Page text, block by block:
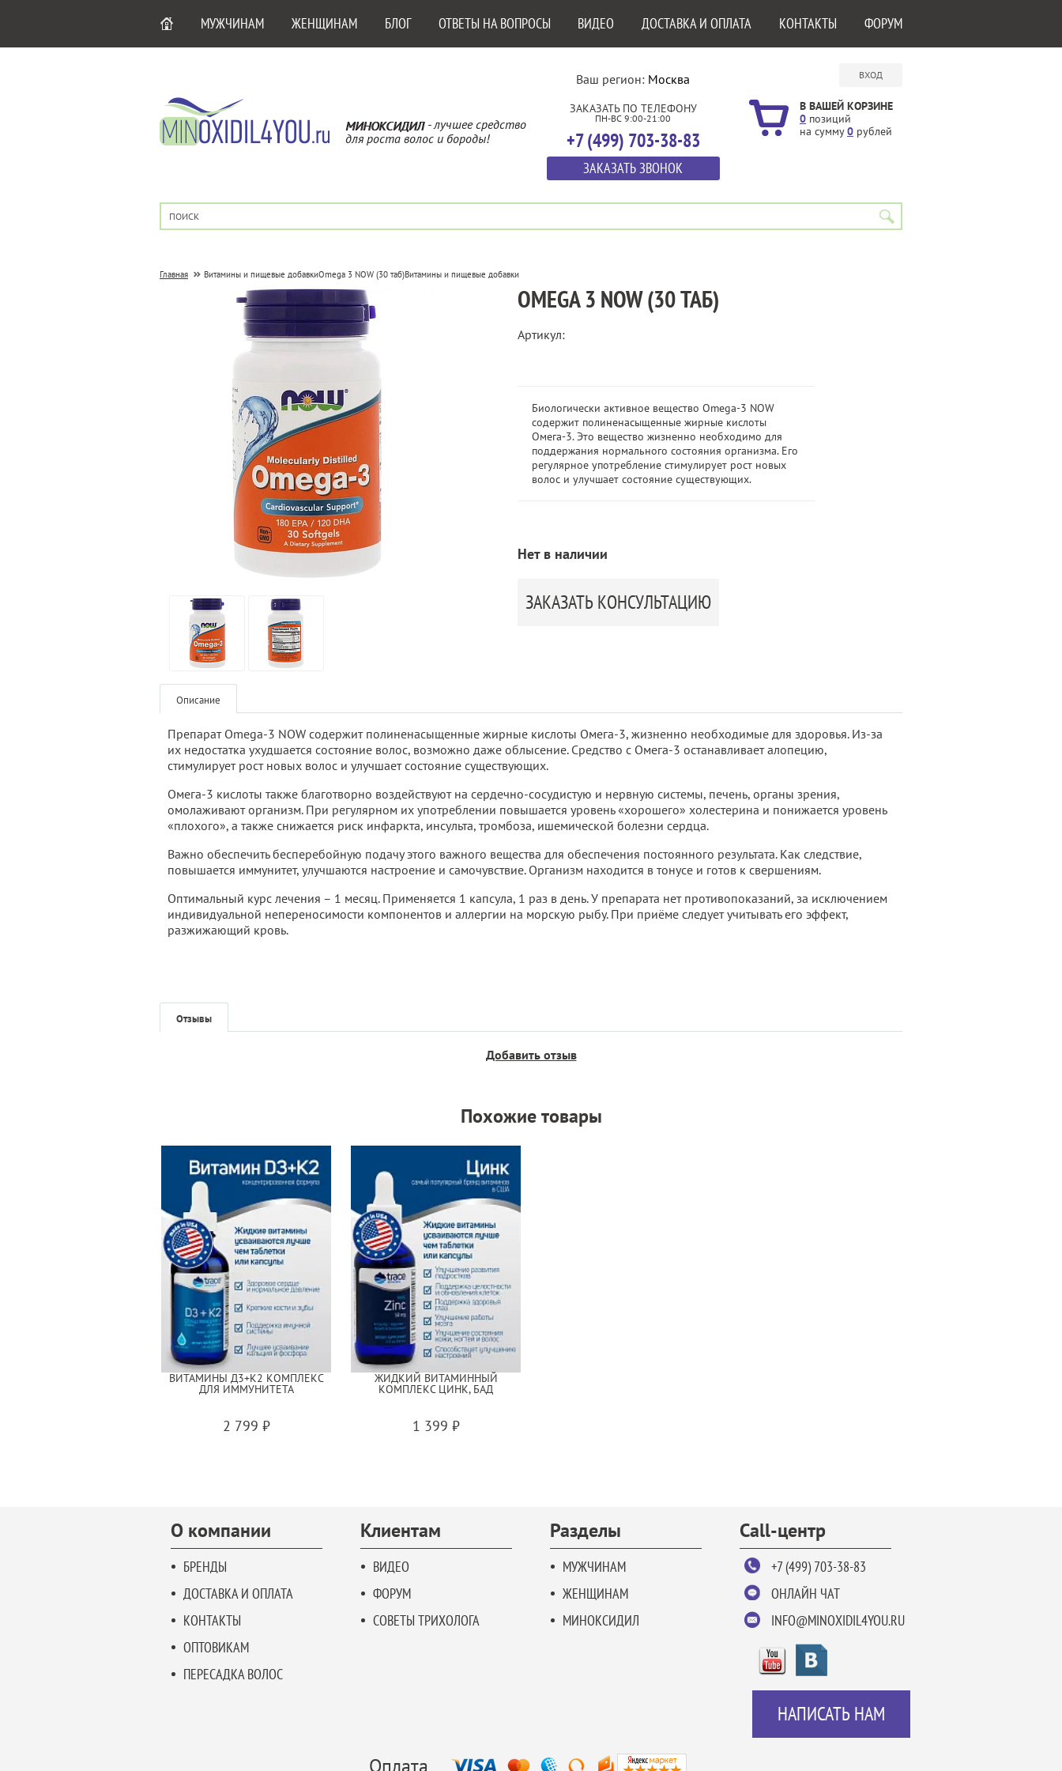
МУЖЧИНАМ ЖЕНЩИНАМ БЛОГ ОТВЕТЫ НА ВОПРОСЫ ВИДЕО ДОСТАВКА И ОПЛАТА КОНТАКТЫ ФОРУМ
МИНОКСИДИЛ- лучшее средство
для роста волос и бороды!
Ваш регион: Москва
ЗАКАЗАТЬ ПО ТЕЛЕФОНУ
ПН-ВС 9:00-21:00
+7 (499) 703-38-83
ЗАКАЗАТЬ ЗВОНОК
ВХОД
В ВАШЕЙ КОРЗИНЕ
0 позиций
на сумму0 рублей
Главная Витамины и пищевые добавкиOmega 3 NOW (30 таб)Витамины и пищевые добавки
OMEGA 3 NOW (30 ТАБ)
Артикул:
Биологически активное вещество Omega-3 NOW
содержит полиненасыщенные жирные кислоты
Омега-3. Это вещество жизненно необходимо для
поддержания нормального состояния организма. Его
регулярное употребление стимулирует рост новых
волос и улучшает состояние существующих.
Нет в наличии
ЗАКАЗАТЬ КОНСУЛЬТАЦИЮ
Описание
Препарат Omega-3 NOW содержит полиненасыщенные жирные кислоты Омега-3, жизненно необходимые для здоровья. Из-за
их недостатка ухудшается состояние волос, возможно даже облысение. Средство с Омега-3 останавливает алопецию,
стимулирует рост новых волос и улучшает состояние существующих.
Омега-3 кислоты также благотворно воздействуют на сердечно-сосудистую и нервную системы, печень, органы зрения,
омолаживают организм. При регулярном их употреблении повышается уровень «хорошего» холестерина и понижается уровень
«плохого», а также снижается риск инфаркта, инсульта, тромбоза, ишемической болезни сердца.
Важно обеспечить бесперебойную подачу этого важного вещества для обеспечения постоянного результата. Как следствие,
повышается иммунитет, улучшаются настроение и самочувствие. Организм находится в тонусе и готов к свершениям.
Оптимальный курс лечения – 1 месяц. Применяется 1 капсула, 1 раз в день. У препарата нет противопоказаний, за исключением
индивидуальной непереносимости компонентов и аллергии на морскую рыбу. При приёме следует учитывать его эффект,
разжижающий кровь.
Отзывы
Добавить отзыв
Похожие товары
ВИТАМИНЫ Д3+К2 КОМПЛЕКС
ДЛЯ ИММУНИТЕТА
2 799 ₽
ЖИДКИЙ ВИТАМИННЫЙ
КОМПЛЕКС ЦИНК, БАД
1 399 ₽
О компании
БРЕНДЫ
ДОСТАВКА И ОПЛАТА
КОНТАКТЫ
ОПТОВИКАМ
ПЕРЕСАДКА ВОЛОС
Клиентам
ВИДЕО
ФОРУМ
СОВЕТЫ ТРИХОЛОГА
Разделы
МУЖЧИНАМ
ЖЕНЩИНАМ
МИНОКСИДИЛ
Call-центр
+7 (499) 703-38-83
ОНЛАЙН ЧАТ
INFO@MINOXIDIL4YOU.RU
НАПИСАТЬ НАМ
Оплата